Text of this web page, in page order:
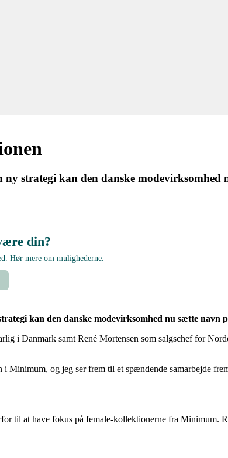
strategi kan den danske modevirksomhed
din?
Hør mere om mulighederne.
kan den danske modevirksomhed nu sætte navn
i Danmark samt René Mortensen som salgschef for
Minimum, og jeg ser frem til et spændende samarbejde
til at have fokus på female-kollektionerne fra Minimum.